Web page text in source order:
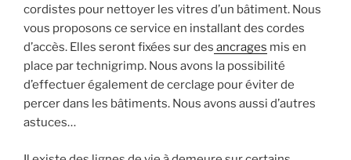
cordistes pour nettoyer les vitres d’un bâtiment. Nous
vous proposons ce service en installant des cordes
d’accès. Elles seront fixées sur des ancrages mis en
place par technigrimp. Nous avons la possibilité
d’effectuer également de cerclage pour éviter de
percer dans les bâtiments. Nous avons aussi d’autres
astuces…